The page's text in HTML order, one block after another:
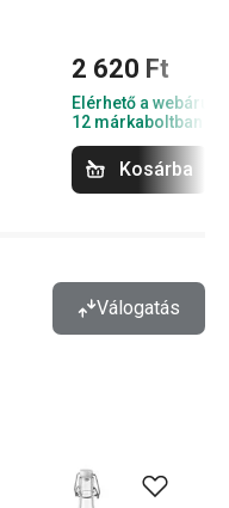
2 620 Ft
Elérhető a
12 márkaboltban
Kosárba
Válogatás